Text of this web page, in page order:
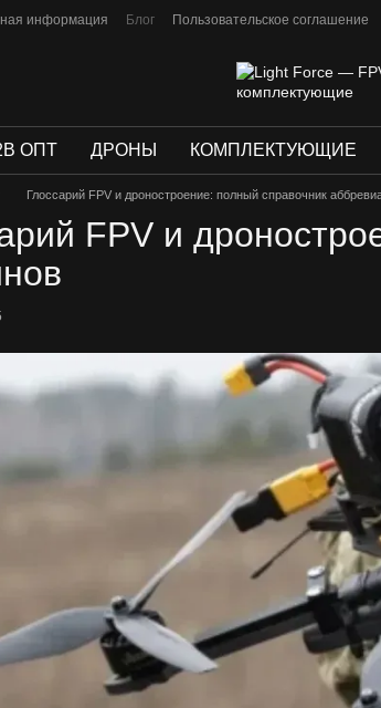
информация Блог Пользовательское соглашение
ОПТ ДРОНЫ КОМПЛЕКТУЮЩИЕ
Глоссарий FPV и дроностроение: полный справочник
FPV и